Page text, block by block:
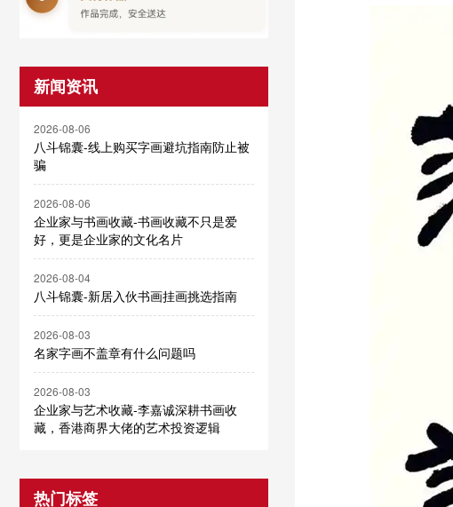
新闻资讯
2026-08-06
八斗锦囊-线上购买字画避坑指南防止被
骗
2026-08-06
企业家与书画收藏-书画收藏不只是爱
好，更是企业家的文化名片
2026-08-04
八斗锦囊-新居入伙书画挂画挑选指南
2026-08-03
名家字画不盖章有什么问题吗
2026-08-03
企业家与艺术收藏-李嘉诚深耕书画收
藏，香港商界大佬的艺术投资逻辑
热门标签